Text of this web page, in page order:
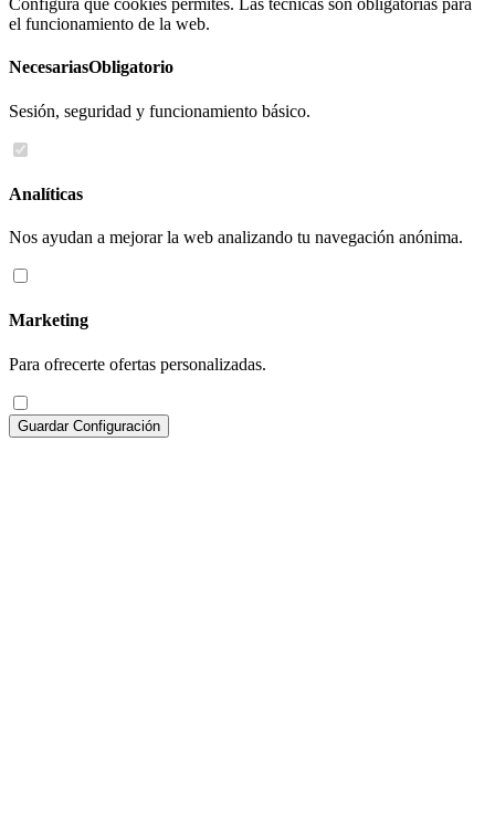
Configura qué cookies permites. Las técnicas son obligatorias para
el funcionamiento de la web.
NecesariasObligatorio
Sesión, seguridad y funcionamiento básico.
Analíticas
Nos ayudan a mejorar la web analizando tu navegación anónima.
Marketing
Para ofrecerte ofertas personalizadas.
Guardar Configuración